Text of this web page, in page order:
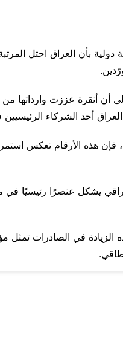
أن أنقرة عززت وارداتها
العراق أحد الشركاء
فإن هذه الأرقام تعكس
يشكل عنصرًا رئيسيًا في
الزيادة في الصادرات تمثل